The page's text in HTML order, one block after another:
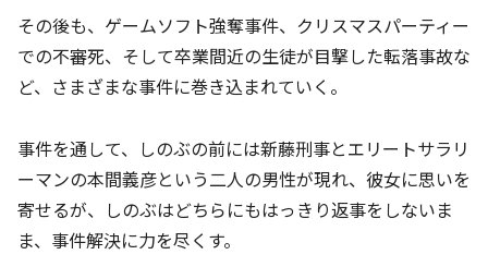
その後も、ゲームソフト強奪事件、クリスマスパーティー
での不審死、そして卒業間近の生徒が目撃した転落事故な
ど、さまざまな事件に巻き込まれていく。
事件を通して、しのぶの前には新藤刑事とエリートサラリ
ーマンの本間義彦という二人の男性が現れ、彼女に思いを
寄せるが、しのぶはどちらにもはっきり返事をしないま
ま、事件解決に力を尽くす。